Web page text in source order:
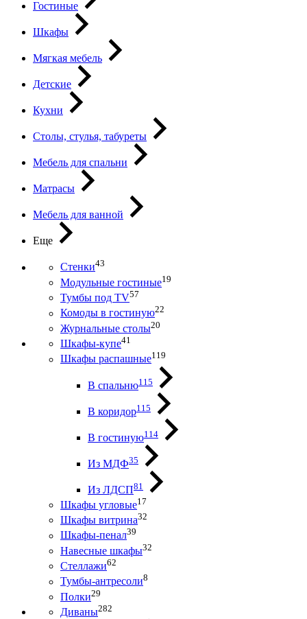
Гостиные
Шкафы
Мягкая мебель
Детские
Кухни
Столы, стулья, табуреты
Мебель для спальни
Матрасы
Мебель для ванной
Еще
Стенки43
Модульные гостиные19
Тумбы под ТV57
Комоды в гостиную22
Журнальные столы20
Шкафы-купе41
Шкафы распашные119
В спальню115
В коридор115
В гостиную114
Из МДФ35
Из ЛДСП81
Шкафы угловые17
Шкафы витрина32
Шкафы-пенал39
Навесные шкафы32
Стеллажи62
Тумбы-антресоли8
Полки29
Диваны282